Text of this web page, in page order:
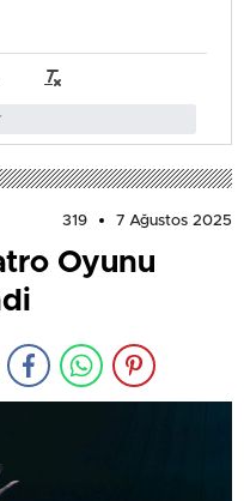
319 7 Ağustos 2025
Oyunu